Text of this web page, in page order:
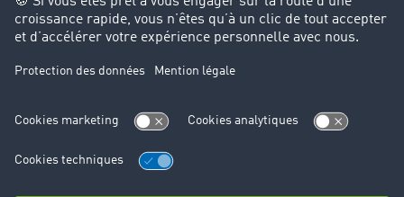
Protection des données
Cookie-Einstellungen
Support